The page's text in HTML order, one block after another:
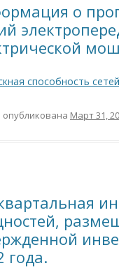
о
способность
опубликована Март 31,
года.